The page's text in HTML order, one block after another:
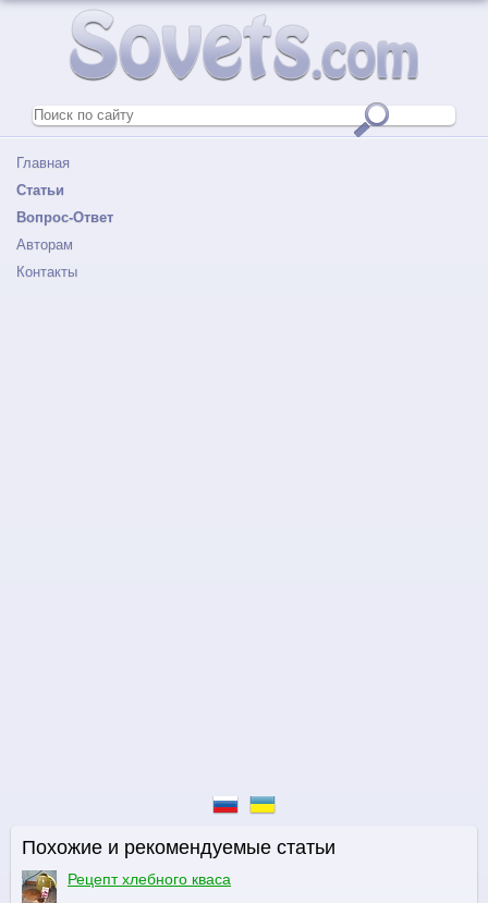
Главная
Статьи
Вопрос-Ответ
Авторам
Контакты
Похожие и рекомендуемые статьи
Рецепт хлебного кваса